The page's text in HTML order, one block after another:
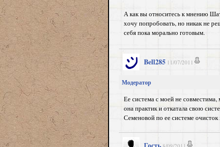
А как вы относитесь к мнению
хочу попробовать, но никак не
себя пока морально готовым.
Bell285 11/07/2011
Модератор
Ее система с моей не
она практик и откатала свою
Семеновой по ее системе очисток